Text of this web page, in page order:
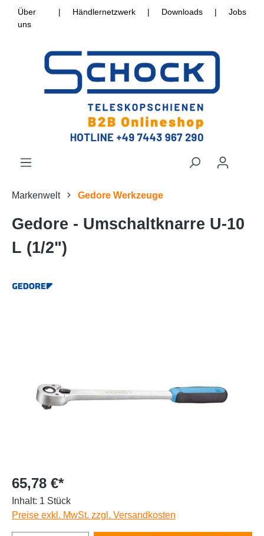
Über
uns
| Händlernetzwerk | Downloads | Jobs
Markenwelt Gedore Werkzeuge
Gedore - Umschaltknarre U-10
L (1/2")
65,78 €*
Inhalt: 1 Stück
Preise exkl. MwSt. zzgl. Versandkosten